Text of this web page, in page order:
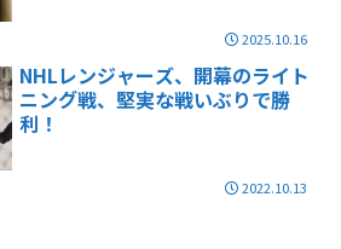
2025.10.16
NHLレンジャーズ、開幕のライト
ニング戦、堅実な戦いぶりで勝
利！
2022.10.13